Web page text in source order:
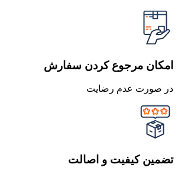
امکان مرجوع کردن سفارش
در صورت عدم رضایت
تضمین کیفیت و اصالت